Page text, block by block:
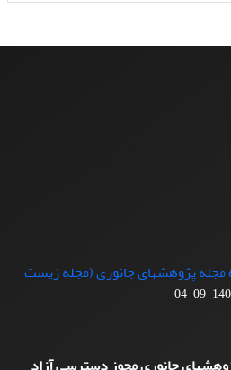
مجله پژوهشهای جانوری (مجله زیست
1403-